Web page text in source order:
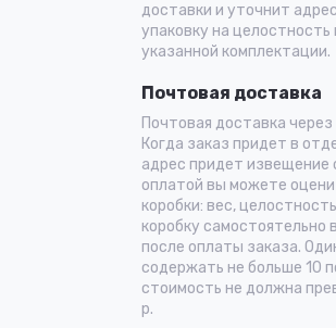
доставки и уточнит
упаковку на
указанной комплектации.
Почтовая доставка
Почтовая доставка
Когда заказ придет в
адрес придет извещение
оплатой вы можете
коробки: вес,
коробку самостоятельно
после оплаты заказа.
содержать не больше 10
стоимость не должна
р.